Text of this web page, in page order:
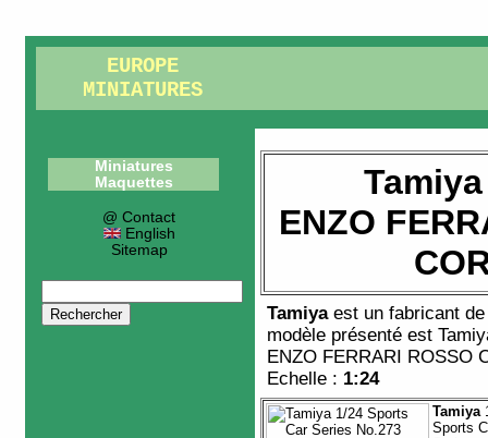
EUROPE
MINIATURES
Miniatures
Maquettes
@ Contact
English
Sitemap
ENZO
Tamiyaest un fabricant
modèle présenté est
ENZO FERRARI ROSSO
Echelle : 1:24
Tamiya
Sports